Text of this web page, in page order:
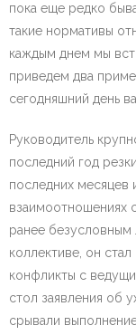
пока еще редко
такие нормативы
каждым днем мы
приведем два
сегодняшний день
Руководитель
последний год
последних месяцев
взаимоотношениях
ранее
коллективе, он
конфликты с
стол заявления об
срывали